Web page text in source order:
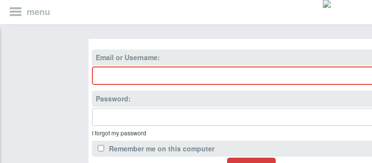
menu
Email or Username:
Password:
I forgot my password
Remember me on this computer